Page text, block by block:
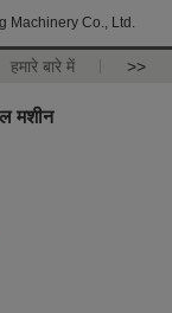
Machinery Co., Ltd.
हमारे बारे में >>
मशीन